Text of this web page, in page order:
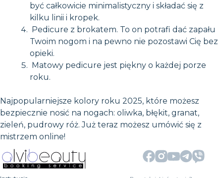
być całkowicie minimalistyczny i składać się z
kilku linii i kropek.
Pedicure z brokatem. To on potrafi dać zapału
Twoim nogom i na pewno nie pozostawi Cię bez
opieki.
Matowy pedicure jest piękny o każdej porze
roku.
Najpopularniejsze kolory roku 2025, które możesz
bezpiecznie nosić na nogach: oliwka, błękit, granat,
zieleń, pudrowy róż. Już teraz możesz umówić się z
mistrzem online!